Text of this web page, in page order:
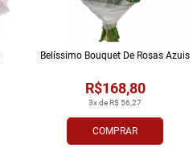
COMPRAR
3x de R$ 56,27
R$168,80
Belíssimo Bouquet De Rosas Azuis